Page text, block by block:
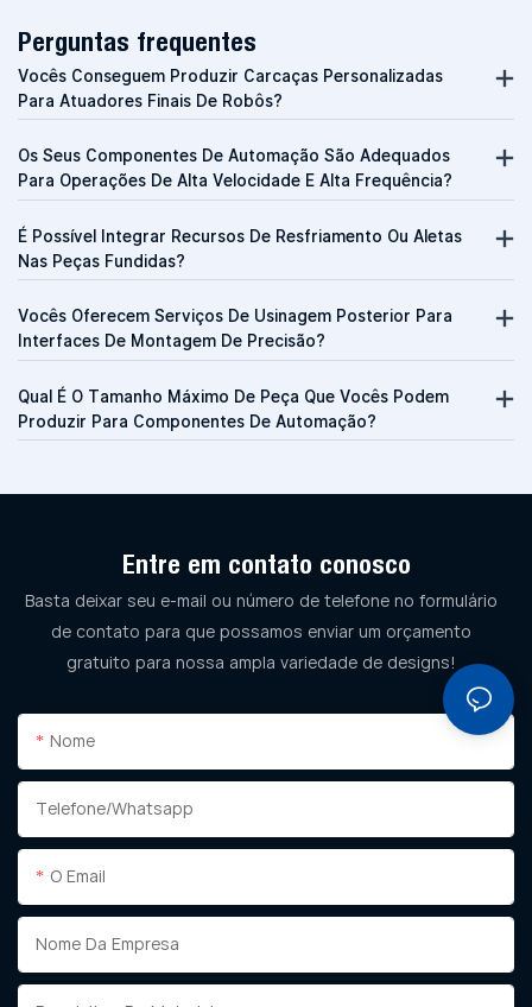
Perguntas frequentes
Vocês Conseguem Produzir Carcaças Personalizadas
Para Atuadores Finais De Robôs?
Os Seus Componentes De Automação São Adequados
Para Operações De Alta Velocidade E Alta Frequência?
É Possível Integrar Recursos De Resfriamento Ou Aletas
Nas Peças Fundidas?
Vocês Oferecem Serviços De Usinagem Posterior Para
Interfaces De Montagem De Precisão?
Qual É O Tamanho Máximo De Peça Que Vocês Podem
Produzir Para Componentes De Automação?
Entre em contato conosco
Basta deixar seu e-mail ou número de telefone no formulário
de contato para que possamos enviar um orçamento
gratuito para nossa ampla variedade de designs!
Nome
Telefone/whatsapp
O Email
Nome Da Empresa